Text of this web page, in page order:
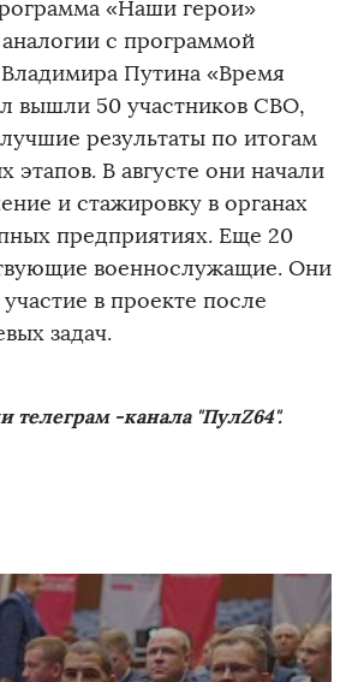
«Наши герои»
с программой
Путина «Время
вышли 50 участников СВО,
результаты по итогам
этапов. В августе они начали
и стажировку в органах
предприятиях. Еще 20
военнослужащие. Они
в проекте после
задач.
-канала "ПулZ64".